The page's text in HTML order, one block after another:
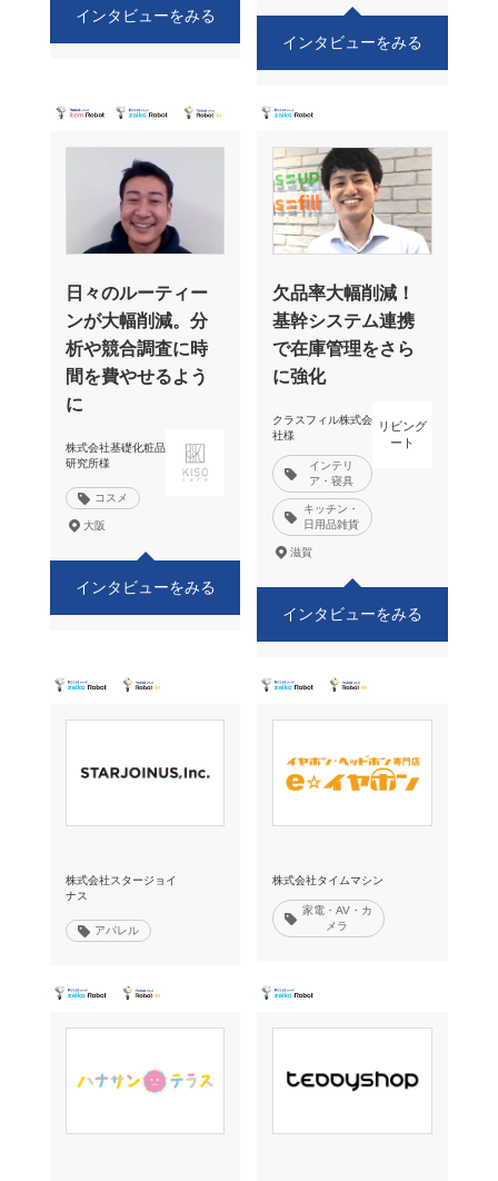
インタビューをみる
インタビューをみる
日々のルーティー
ンが大幅削減。分
析や競合調査に時
間を費やせるよう
に
株式会社基礎化粧品
研究所様
コスメ
大阪
インタビューをみる
欠品率大幅削減！
基幹システム連携
で在庫管理をさら
に強化
クラスフィル株式会
社様
インテリ
ア・寝具
キッチン・
日用品雑貨
滋賀
リビング
ート
インタビューをみる
株式会社スタージョイ
ナス
アパレル
株式会社タイムマシン
家電・AV・カ
メラ